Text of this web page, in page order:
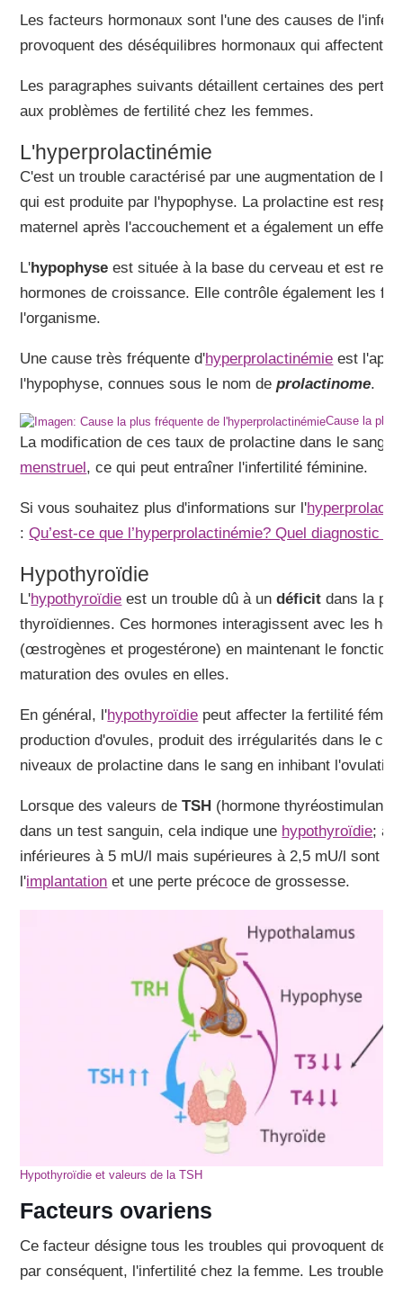
Les facteurs hormonaux sont l'une des causes de
provoquent des déséquilibres hormonaux qui affectent
Les paragraphes suivants détaillent certaines des
aux problèmes de fertilité chez les femmes.
L'hyperprolactinémie
C'est un trouble caractérisé par une augmentation de l'
qui est produite par l'hypophyse. La prolactine est
maternel après l'accouchement et a également un effet
L'hypophyse est située à la base du cerveau et est
hormones de croissance. Elle contrôle également les
l'organisme.
Une cause très fréquente d'hyperprolactinémie est
l'hypophyse, connues sous le nom deprolactinome.
Cause la plus
La modification de ces taux de prolactine dans le sang
menstruel, ce qui peut entraîner l'infertilité féminine.
Si vous souhaitez plus d'informations sur l'
:Qu’est-ce que l’hyperprolactinémie? Quel diagnostic
Hypothyroïdie
L'hypothyroïdie est un trouble dû à undéficit dans la
thyroïdiennes. Ces hormones interagissent avec les
(œstrogènes et progestérone) en maintenant le
maturation des ovules en elles.
En général, l'hypothyroïdie peut affecter la fertilité
production d'ovules, produit des irrégularités dans le
niveaux de prolactine dans le sang en inhibant
Lorsque des valeurs deTSH (hormone
dans un test sanguin, cela indique une hypothyroïdie;
inférieures à 5 mU/l mais supérieures à 2,5 mU/l sont
l'implantation et une perte précoce de grossesse.
Hypothyroïdie et valeurs de la TSH
Facteurs ovariens
Ce facteur désigne tous les troubles qui provoquent
par conséquent, l'infertilité chez la femme. Les troubles